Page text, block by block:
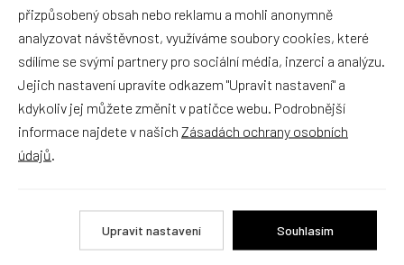
Mantinel Slon růžový
Skladem 4 ks
499 Kč
přizpůsobený obsah nebo reklamu a mohli anonymně
analyzovat návštěvnost, využíváme soubory cookies, které
sdílíme se svými partnery pro sociální média, inzerci a analýzu.
Jejich nastavení upravíte odkazem "Upravit nastavení" a
kdykoliv jej můžete změnit v patičce webu. Podrobnější
informace najdete v našich Zásadách ochrany osobních
údajů
Upravit nastavení Souhlasím